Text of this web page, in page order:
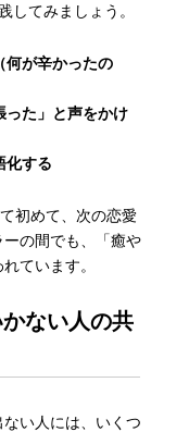
してみましょう。
何が辛かったの
った」と声をかけ
化する
初めて、次の恋愛
の間でも、「癒や
ています。
ない人の共
い人には、いくつ